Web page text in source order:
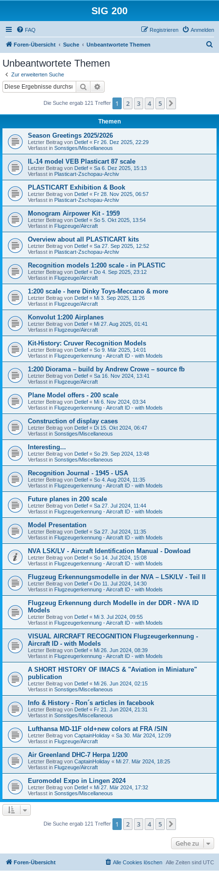
SIG 200
FAQ Anmelden
Registrieren
Foren-Übersicht Suche Unbeantwortete Themen
Unbeantwortete Themen
Zur erweiterten Suche
Suche
Die Suche ergab 121 Treffer 1 2 3 4 5
Themen
Season Greetings 2025/2026
Letzter Beitrag von Detlef « Fr 26. Dez 2025, 22:29
Verfasst in Sonstiges/Miscellaneous
IL-14 model VEB Plasticart 87 scale
Letzter Beitrag von Detlef « Sa 6. Dez 2025, 15:13
Verfasst in Plasticart-Zschopau-Archiv
PLASTICART Exhibition & Book
Letzter Beitrag von Detlef « Fr 28. Nov 2025, 06:57
Verfasst in Plasticart-Zschopau-Archiv
Monogram Airpower Kit - 1959
Letzter Beitrag von Detlef « So 5. Okt 2025, 13:54
Verfasst in Flugzeuge/Aircraft
Overview about all PLASTICART kits
Letzter Beitrag von Detlef « Sa 27. Sep 2025, 12:52
Verfasst in Plasticart-Zschopau-Archiv
Recognition models 1:200 scale - in PLASTIC
Letzter Beitrag von Detlef « Do 4. Sep 2025, 23:12
Verfasst in Flugzeuge/Aircraft
1:200 scale - here Dinky Toys-Meccano & more
Letzter Beitrag von Detlef « Mi 3. Sep 2025, 11:26
Verfasst in Flugzeuge/Aircraft
Konvolut 1:200 Airplanes
Letzter Beitrag von Detlef « Mi 27. Aug 2025, 01:41
Verfasst in Flugzeuge/Aircraft
Kit-History: Cruver Recognition Models
Letzter Beitrag von Detlef « So 9. Mär 2025, 14:01
Verfasst in Flugzeugerkennung - Aircraft ID - with Models
1:200 Diorama – build by Andrew Crowe – source fb
Letzter Beitrag von Detlef « Sa 16. Nov 2024, 13:41
Verfasst in Flugzeuge/Aircraft
Plane Model offers - 200 scale
Letzter Beitrag von Detlef « Mi 6. Nov 2024, 03:34
Verfasst in Flugzeugerkennung - Aircraft ID - with Models
Construction of display cases
Letzter Beitrag von Detlef « Di 15. Okt 2024, 06:47
Verfasst in Sonstiges/Miscellaneous
Interesting...
Letzter Beitrag von Detlef « So 29. Sep 2024, 13:48
Verfasst in Sonstiges/Miscellaneous
Recognition Journal - 1945 - USA
Letzter Beitrag von Detlef « So 4. Aug 2024, 11:35
Verfasst in Flugzeugerkennung - Aircraft ID - with Models
Future planes in 200 scale
Letzter Beitrag von Detlef « Sa 27. Jul 2024, 11:44
Verfasst in Flugzeugerkennung - Aircraft ID - with Models
Model Presentation
Letzter Beitrag von Detlef « Sa 27. Jul 2024, 11:35
Verfasst in Flugzeugerkennung - Aircraft ID - with Models
NVA LSK/LV - Aircraft Identification Manual - Dowload
Letzter Beitrag von Detlef « So 14. Jul 2024, 15:08
Verfasst in Flugzeugerkennung - Aircraft ID - with Models
Flugzeug Erkennungsmodelle in der NVA – LSK/LV - Teil II
Letzter Beitrag von Detlef « Do 11. Jul 2024, 14:30
Verfasst in Flugzeugerkennung - Aircraft ID - with Models
Flugzeug Erkennung durch Modelle in der DDR - NVA ID
Models
Letzter Beitrag von Detlef « Mi 3. Jul 2024, 09:55
Verfasst in Flugzeugerkennung - Aircraft ID - with Models
VISUAL AIRCRAFT RECOGNITION Flugzeugerkennung -
Aircraft ID - with Models
Letzter Beitrag von Detlef « Mi 26. Jun 2024, 08:39
Verfasst in Flugzeugerkennung - Aircraft ID - with Models
A SHORT HISTORY OF IMACS & "Aviation in Miniature"
publication
Letzter Beitrag von Detlef « Mi 26. Jun 2024, 02:15
Verfasst in Sonstiges/Miscellaneous
Info & History - Ron´s articles in facebook
Letzter Beitrag von Detlef « Fr 21. Jun 2024, 21:31
Verfasst in Sonstiges/Miscellaneous
Lufthansa MD-11F old+new colors at FRA /SIN
Letzter Beitrag von CaptainHoliday « Sa 30. Mär 2024, 12:09
Verfasst in Flugzeuge/Aircraft
Air Greenland DHC-7 Herpa 1/200
Letzter Beitrag von CaptainHoliday « Mi 27. Mär 2024, 18:25
Verfasst in Flugzeuge/Aircraft
Euromodel Expo in Lingen 2024
Letzter Beitrag von Detlef « Mi 27. Mär 2024, 17:32
Verfasst in Sonstiges/Miscellaneous
Die Suche ergab 121 Treffer 1 2 3 4 5
Gehe zu
Foren-Übersicht Alle Zeiten sind UTC
Alle Cookies löschen